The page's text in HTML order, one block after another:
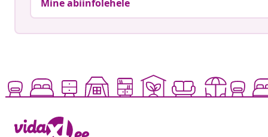
Mine abiinfolehele